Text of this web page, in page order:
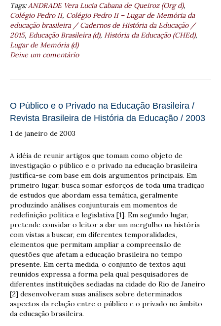
Tags:ANDRADE Vera Lucia Cabana de Queiroz (Org d),
Colégio Pedro II, Colégio Pedro II – Lugar de Memória da
educação brasileira / Cadernos de História da Educação /
2015, Educação Brasileira (d), História da Educação (CHEd),
Lugar de Memória (d)
Deixe um comentário
O Público e o Privado na Educação Brasileira /
Revista Brasileira de História da Educação / 2003
1 de janeiro de 2003
A idéia de reunir artigos que tomam como objeto de
investigação o público e o privado na educação brasileira
justifica-se com base em dois argumentos principais. Em
primeiro lugar, busca somar esforços de toda uma tradição
de estudos que abordam essa temática, geralmente
produzindo análises conjunturais em momentos de
redefinição política e legislativa [1]. Em segundo lugar,
pretende convidar o leitor a dar um mergulho na história
com vistas a buscar, em diferentes temporalidades,
elementos que permitam ampliar a compreensão de
questões que afetam a educação brasileira no tempo
presente. Em certa medida, o conjunto de textos aqui
reunidos expressa a forma pela qual pesquisadores de
diferentes instituições sediadas na cidade do Rio de Janeiro
[2] desenvolveram suas análises sobre determinados
aspectos da relação entre o público e o privado no âmbito
da educação brasileira.